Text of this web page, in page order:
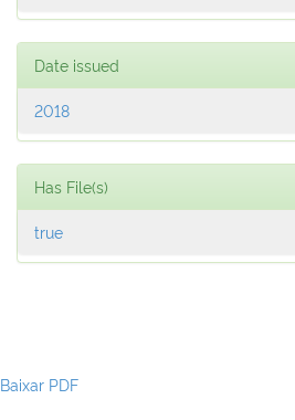
Date issued
2018
Has File(s)
true
Baixar PDF